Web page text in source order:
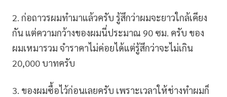
2. ก่อถาวรผมทำมาแล้วครับ รู้สึกว่าผมจะยาวใกล้เคียง
กัน แต่ความกว้างของผมนี่ประมาณ 90 ซม. ครับ ของ
ผมเหมารวม จำราคาไม่ค่อยได้แต่รู้สึกว่าจะไม่เกิน
20,000 บาทครับ
3. ของผมซื้อไว้ก่อนเลยครับ เพราะเวลาให้ช่างทำผมก็